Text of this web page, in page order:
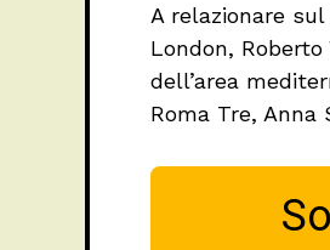
A relazionare
London,
dell’area
Roma Tre, Anna